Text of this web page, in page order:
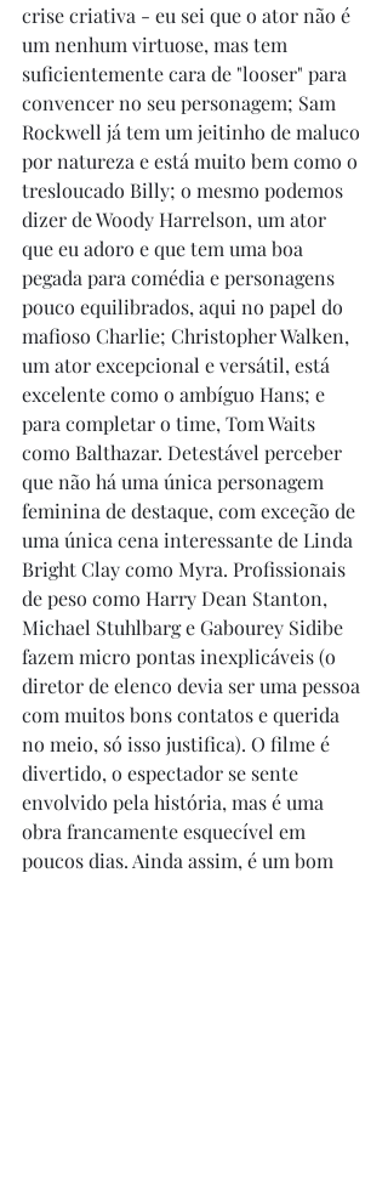
crise criativa - eu sei que o ator não é
um nenhum virtuose, mas tem
suficientemente cara de "looser" para
convencer no seu personagem; Sam
Rockwell já tem um jeitinho de maluco
por natureza e está muito bem como o
tresloucado Billy; o mesmo podemos
dizer de Woody Harrelson, um ator
que eu adoro e que tem uma boa
pegada para comédia e personagens
pouco equilibrados, aqui no papel do
mafioso Charlie; Christopher Walken,
um ator excepcional e versátil, está
excelente como o ambíguo Hans; e
para completar o time, Tom Waits
como Balthazar. Detestável perceber
que não há uma única personagem
feminina de destaque, com exceção de
uma única cena interessante de Linda
Bright Clay como Myra. Profissionais
de peso como Harry Dean Stanton,
Michael Stuhlbarg e Gabourey Sidibe
fazem micro pontas inexplicáveis (o
diretor de elenco devia ser uma pessoa
com muitos bons contatos e querida
no meio, só isso justifica). O filme é
divertido, o espectador se sente
envolvido pela história, mas é uma
obra francamente esquecível em
poucos dias. Ainda assim, é um bom